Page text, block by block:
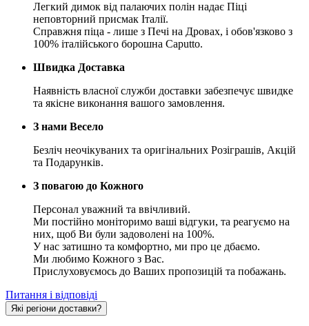
Легкий димок від палаючих полін надає Піці
неповторний присмак Італії.
Справжня піца - лише з Печі на Дровах, і обов'язково з
100% італійського борошна Caputto.
Швидка Доставка
Наявність власної служби доставки забезпечує швидке
та якісне виконання вашого замовлення.
З нами Весело
Безліч неочікуваних та оригінальних Розіграшів, Акцій
та Подарунків.
З повагою до Кожного
Персонал уважний та ввічливий.
Ми постійно моніторимо ваші відгуки, та реагуємо на
них, щоб Ви були задоволені на 100%.
У нас затишно та комфортно, ми про це дбаємо.
Ми любимо Кожного з Вас.
Прислуховуємось до Ваших пропозицій та побажань.
Питання і відповіді
Які регіони доставки?